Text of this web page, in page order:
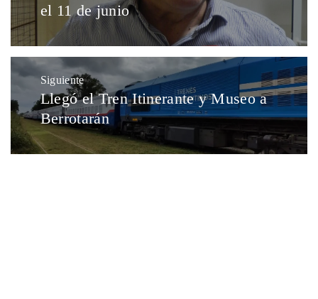
el 11 de junio
Siguiente
Llegó el Tren Itinerante y Museo a
Berrotarán